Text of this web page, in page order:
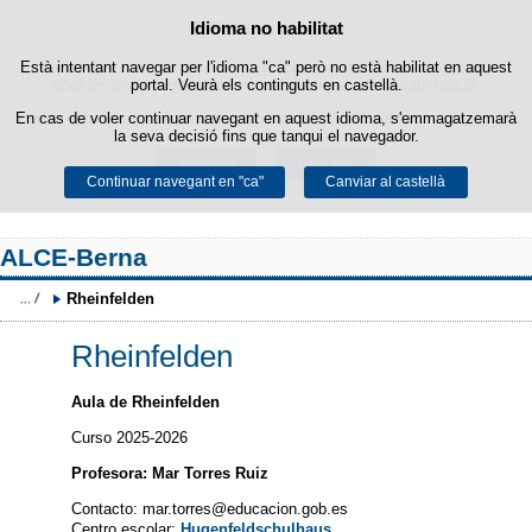
Política de cookies
Aquest lloc web utilitza cookies pròpies per facilitar la navegació i
cookies de tercers per obtenir estadístiques d'ús i satisfacció.
Podeu obtenir més informació a l'apartat "Cookies" del nostreavís legal.
Acceptar Rebutjar
Idioma no habilitat
Està intentant navegar per l'idioma "ca" però no està habilitat en aquest
portal. Veurà els continguts en castellà.
En cas de voler continuar navegant en aquest idioma, s'emmagatzemarà
la seva decisió fins que tanqui el navegador.
Continuar navegant en "ca" Canviar al castellà
Passar al contingut
ALCE-Berna
Rheinfelden
Rheinfelden
Aula de Rheinfelden
Curso 2025-2026
Profesora: Mar Torres Ruiz
Contacto: mar.torres@educacion.gob.es